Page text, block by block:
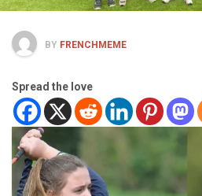
BY FRENCHMEME
Spread the love